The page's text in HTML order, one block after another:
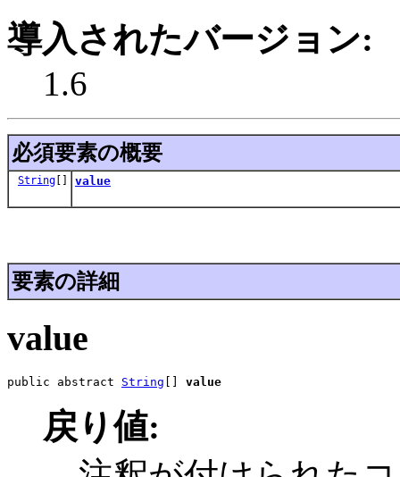
導入されたバージョン:
1.6
必須要素の概要
String [] value
要素の詳細
value
public abstract String value
戻り値: